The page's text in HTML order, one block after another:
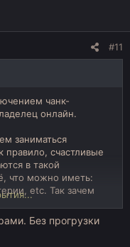
#11
чанк-
онлайн.
заниматься
правило, счастливые
в такой
что можно иметь:
etc. Так зачем
из воздуха и
ресурсов
Без прогрузки